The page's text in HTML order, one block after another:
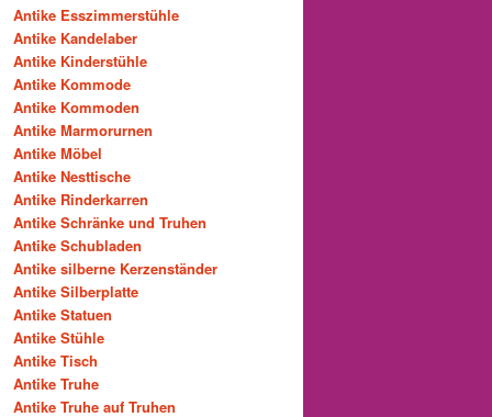
Antike Esszimmerstühle
Antike Kandelaber
Antike Kinderstühle
Antike Kommode
Antike Kommoden
Antike Marmorurnen
Antike Möbel
Antike Nesttische
Antike Rinderkarren
Antike Schränke und Truhen
Antike Schubladen
Antike silberne Kerzenständer
Antike Silberplatte
Antike Statuen
Antike Stühle
Antike Tisch
Antike Truhe
Antike Truhe auf Truhen